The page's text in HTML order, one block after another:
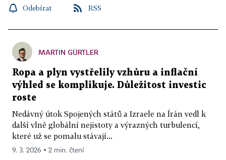
Odebírat RSS
MARTIN GÜRTLER
Ropa a plyn vystřelily vzhůru a inflační
výhled se komplikuje. Důležitost investic
roste
Nedávný útok Spojených států a Izraele na Írán vedl k
další vlně globální nejistoty a výrazných turbulencí,
které už se pomalu stávají...
9. 3. 2026 ▪ 2 min. čtení